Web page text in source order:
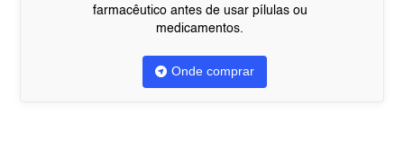
farmacêutico antes de usar pílulas ou
medicamentos.
Onde comprar